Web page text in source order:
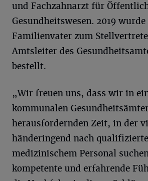
und Fachzahnarzt für
Gesundheitswesen. 2019
Familienvater zum
Amtsleiter des
bestellt.
„Wir freuen uns, dass wir in
kommunalen
herausfordernden Zeit, in der
händeringend nach
medizinischem Personal
kompetente und erfahrende